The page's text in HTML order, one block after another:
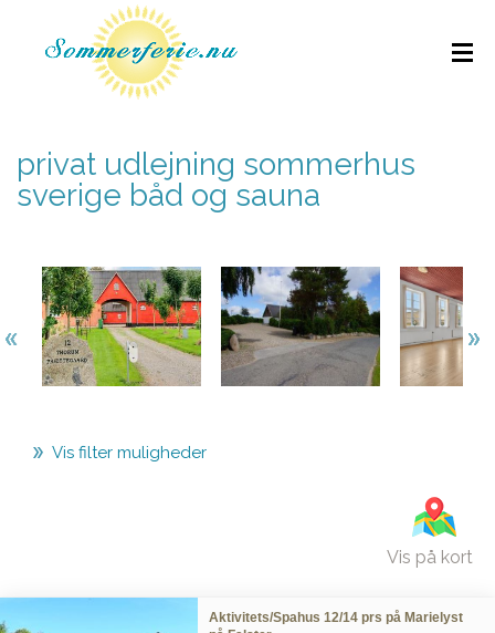
privat udlejning sommerhus
sverige båd og sauna
Vis filter muligheder
Vis på kort
Aktivitets/Spahus 12/14 prs på Marielyst